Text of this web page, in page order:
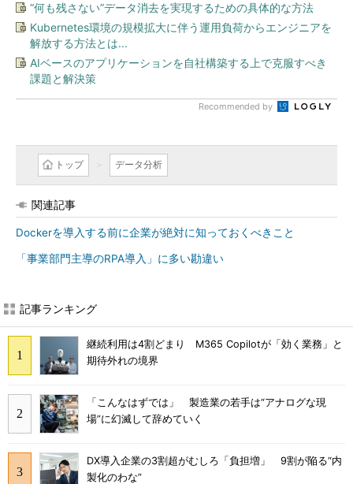
“何も残さない”データ消去を実現するための具体的な方法
Kubernetes環境の規模拡大に伴う運用負荷からエンジニアを
解放する方法とは...
AIベースのアプリケーションを自社構築する上で克服すべき
課題と解決策
Recommended by
トップ データ分析
関連記事
Dockerを導入する前に企業が絶対に知っておくべきこと
「事業部門主導のRPA導入」に多い勘違い
記事ランキング
継続利用は4割どまり M365 Copilotが「効く業務」と
期待外れの境界
「こんなはずでは」 製造業の若手は“アナログな現
場”に幻滅して辞めていく
DX導入企業の3割超がむしろ「負担増」 9割が陥る“内
製化のわな”